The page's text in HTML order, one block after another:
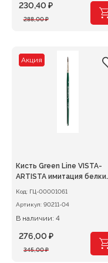
288,00₽
Первоначальная
288,00 ₽.
230,40 ₽
Текущая
Акция
Кисть Green Line VISTA-
ARTISTA имитация белки
круглая №04
Код: ГЦ-00001061
Артикул: 90211-04
В наличии: 4
345,00₽
Первоначальная
276,00 ₽
Текущая